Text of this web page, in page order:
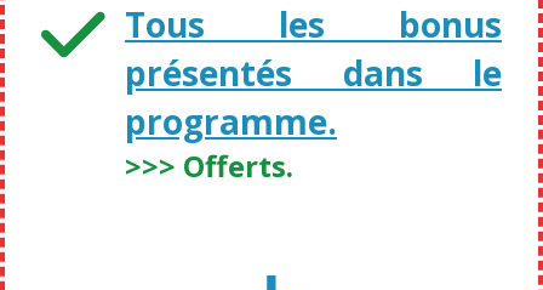
Tous les bonus
présentés dans le
programme.
>>> Offerts.